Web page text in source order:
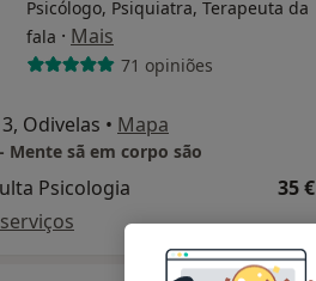
Psicólogo, Psiquiatra, Terapeuta da
fala · Mais
71 opiniões
Odivelas • Mapa
Mente sã em corpo são
Psicologia
35 €